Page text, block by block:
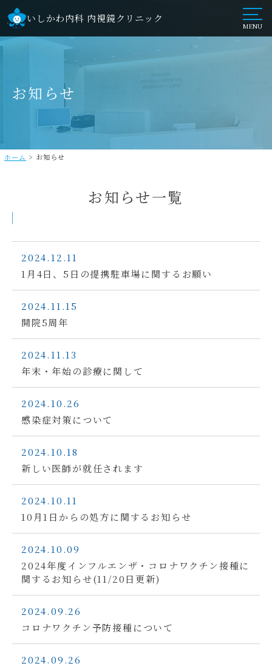
いしかわ内科 内視鏡クリニック
MENU
お知らせ
ホーム > お知らせ
お知らせ一覧
2024.12.11
1月4日、5日の提携駐車場に関するお願い
2024.11.15
開院5周年
2024.11.13
年末・年始の診療に関して
2024.10.26
感染症対策について
2024.10.18
新しい医師が就任されます
2024.10.11
10月1日からの処方に関するお知らせ
2024.10.09
2024年度インフルエンザ・コロナワクチン接種に
関するお知らせ(11/20日更新)
2024.09.26
コロナワクチン予防接種について
2024.09.26